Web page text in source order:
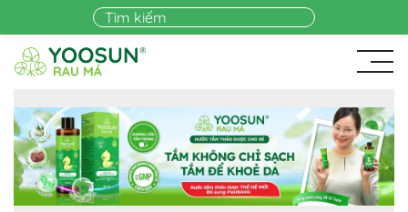
Skip to main content